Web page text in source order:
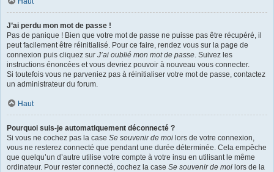
J’ai perdu mon mot de passe !
Pas de panique ! Bien que votre mot de passe ne puisse pas être récupéré, il
peut facilement être réinitialisé. Pour ce faire, rendez vous sur la page de
connexion puis cliquez sur J’ai oublié mon mot de passe. Suivez les
instructions énoncées et vous devriez pouvoir à nouveau vous connecter.
Si toutefois vous ne parveniez pas à réinitialiser votre mot de passe, contactez
un administrateur du forum.
Haut
Pourquoi suis-je automatiquement déconnecté ?
Si vous ne cochez pas la case Se souvenir de moi lors de votre connexion,
vous ne resterez connecté que pendant une durée déterminée. Cela empêche
que quelqu’un d’autre utilise votre compte à votre insu en utilisant le même
ordinateur. Pour rester connecté, cochez la case Se souvenir de moi lors de la